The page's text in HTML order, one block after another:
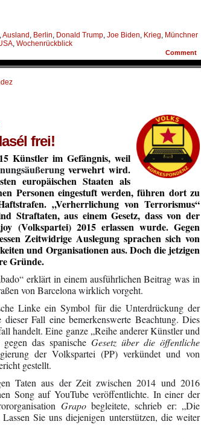
,Ausland , Berlin, Donald Trump, Joe Biden, Krieg, Münchner
, Wochenrückblick
Comment
frei!
Künstler im Gefängnis, weil
verwehrt wird.
europäischen Staaten als
Personen eingestuft werden, führen dort zu
„Verherrlichung von Terrorismus“
Straftaten, aus einem Gesetz, dass von der
(Volkspartei) 2015 erlassen wurde. Gegen
Zeitwidrige Auslegung sprachen sich von
und Organisationen aus. Doch die jetzigen
Gründe.
erklärt in einem ausführlichen Beitrag was in
von Barcelona wirklich vorgeht.
Linke ein Symbol für die Unterdrückung der
Fall eine bemerkenswerte Beachtung. Dies
handelt. Eine ganze „Reihe anderer Künstler und
das spanische Gesetz über die öffentliche
der Volkspartei (PP) verkündet und von
gestellt.
Taten aus der Zeit zwischen 2014 und 2016
Song auf YouTube veröffentlichte. In einer der
Grapobegleitete, schrieb er: „Die
Sie uns diejenigen unterstützen, die weiter